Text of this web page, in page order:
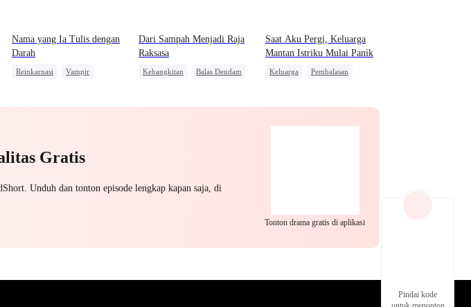
EP 22 EP 23 EP 24
Nama yang Ia Tulis dengan
Darah
Reinkarnasi
Vampir
Dari Sampah Menjadi Raja
Raksasa
Kebangkitan
Balas Dendam
Saat Aku Pergi, Keluarga
Mantan Istriku Mulai Panik
Keluarga
Pembalasan
Gratis
Unduh dan tonton episode lengkap kapan saja, di
Tonton drama gratis di aplikasi
Pindai kode